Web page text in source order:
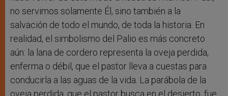
no servimos solamente Él, sino también a la
salvación de todo el mundo, de toda la historia. En
realidad, el simbolismo del Palio es más concreto
aún: la lana de cordero representa la oveja perdida,
enferma o débil, que el pastor lleva a cuestas para
conducirla a las aguas de la vida. La parábola de la
oveja perdida, que el pastor busca en el desierto, fue